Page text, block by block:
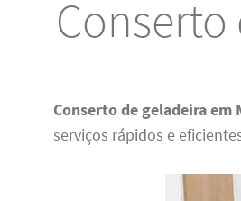
Conserto
Conserto de geladeira em
serviços rápidos e